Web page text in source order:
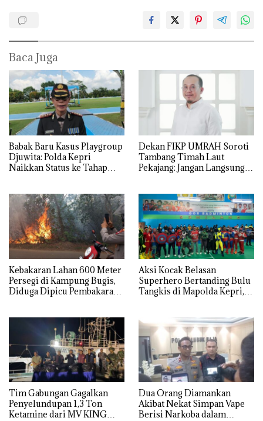
Baca Juga
Babak Baru Kasus Playgroup
Djuwita: Polda Kepri
Naikkan Status ke Tahap
Dekan FIKP UMRAH Soroti
Tambang Timah Laut
Pekajang: Jangan Langsung
Lingkungannya
Kebakaran Lahan 600 Meter
Persegi di Kampung Bugis,
Diduga Dipicu Pembakaran
Aksi Kocak Belasan
Superhero Bertanding Bulu
Tangkis di Mapolda Kepri,
Tim Gabungan Gagalkan
Penyelundupan 1,3 Ton
Ketamine dari MV KING
Dua Orang Diamankan
Akibat Nekat Simpan Vape
Berisi Narkoba dalam